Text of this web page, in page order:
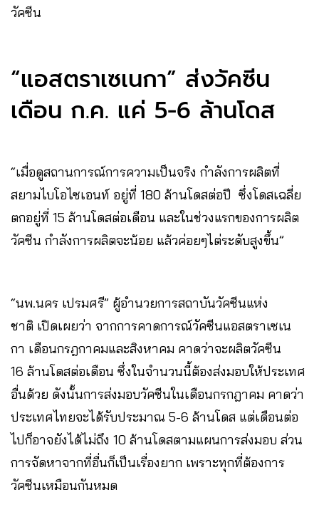
วัคซีน
“แอสตราเซเนกา” ส่งวัคซีน
เดือน ก.ค. แค่ 5-6 ล้านโดส
“เมื่อดูสถานการณ์การความเป็นจริง กำลังการผลิตที่
สยามไบโอไซเอนท์ อยู่ที่ 180 ล้านโดสต่อปี ซึ่งโดสเฉลี่ย
ตกอยู่ที่ 15 ล้านโดสต่อเดือน และในช่วงแรกของการผลิต
วัคซีน กำลังการผลิตจะน้อย แล้วค่อยๆไต่ระดับสูงขึ้น”
“นพ.นคร เปรมศรี” ผู้อำนวยการสถาบันวัคซีนแห่ง
ชาติ เปิดเผยว่า จากการคาดการณ์วัคซีนแอสตราเซเน
กา เดือนกรฎกาคมและสิงหาคม คาดว่าจะผลิตวัคซีน
16 ล้านโดสต่อเดือน ซึ่งในจำนวนนี้ต้องส่งมอบให้ประเทศ
อื่นด้วย ดังนั้นการส่งมอบวัคซีนในเดือนกรกฎาคม คาดว่า
ประเทศไทยจะได้รับประมาณ 5-6 ล้านโดส แต่เดือนต่อ
ไปก็อาจยังได้ไม่ถึง 10 ล้านโดสตามแผนการส่งมอบ ส่วน
การจัดหาจากที่อื่นก็เป็นเรื่องยาก เพราะทุกที่ต้องการ
วัคซีนเหมือนกันหมด